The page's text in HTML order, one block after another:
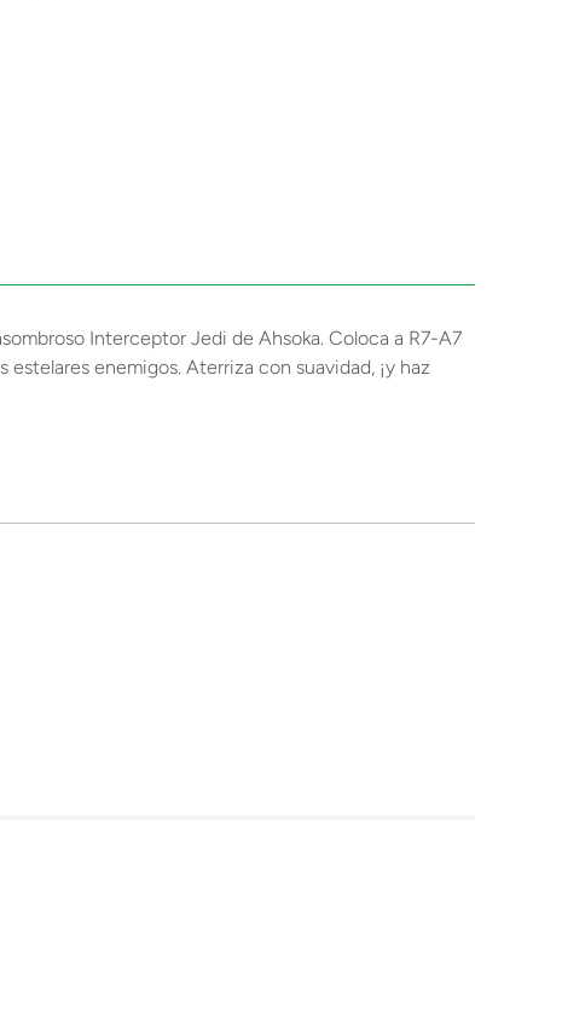
Interceptor Jedi de Ahsoka. Coloca a R7-A7
enemigos. Aterriza con suavidad, ¡y haz